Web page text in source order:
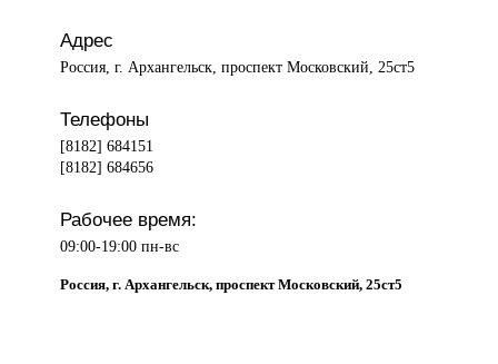
Адрес
Россия, г. Архангельск, проспект Московский, 25ст5
Телефоны
[8182] 684151
[8182] 684656
Рабочее время:
09:00-19:00 пн-вс
Россия, г. Архангельск, проспект Московский, 25ст5